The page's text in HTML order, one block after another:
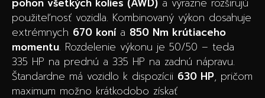
použiteľnosť vozidla. Kombinovaný výkon dosahuje
extrémnych 670 konía 850 Nm krútiaceho
momentu. Rozdelenie výkonu je 50/50 – teda
335 HP na prednú a 335 HP na zadnú nápravu.
Štandardne má vozidlo k dispozícii 630 HP, pričom
maximum možno krátkodobo získať